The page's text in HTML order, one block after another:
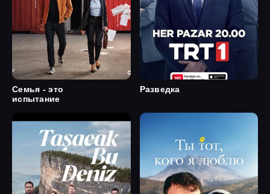
Семья - это
испытание
Разведка